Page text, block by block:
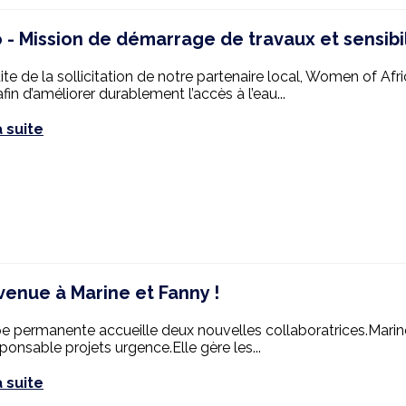
- Mission de démarrage de travaux et
de la sollicitation de notre partenaire local, Women of
d’améliorer durablement l’accès à l’eau...
suite
à Marine et Fanny !
permanente accueille deux nouvelles
projets urgence.Elle gère les...
suite